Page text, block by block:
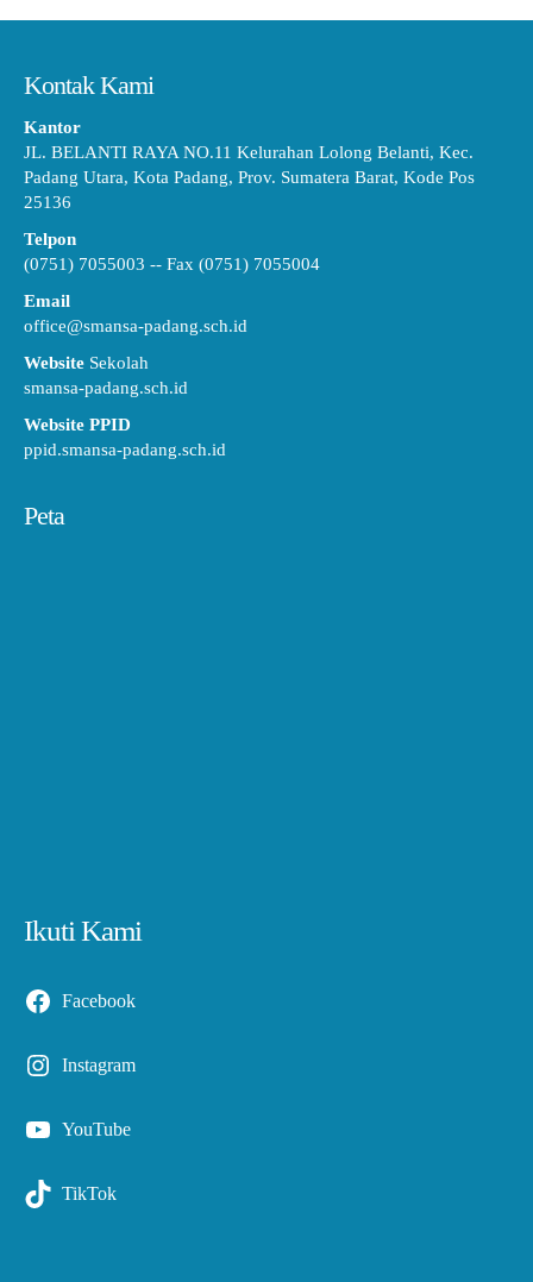
Kontak Kami
Kantor
JL. BELANTI RAYA NO.11 Kelurahan Lolong Belanti, Kec.
Padang Utara, Kota Padang, Prov. Sumatera Barat, Kode Pos
25136
Telpon
(0751) 7055003 -- Fax (0751) 7055004
Email
office@smansa-padang.sch.id
Website Sekolah
smansa-padang.sch.id
Website PPID
ppid.smansa-padang.sch.id
Peta
Ikuti Kami
Facebook
Instagram
YouTube
TikTok